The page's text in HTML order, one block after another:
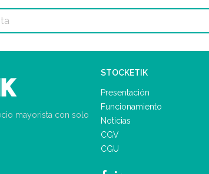
mayorista con solo
STOCKETIK
Presentación
Funcionamiento
Noticias
CGV
CGU